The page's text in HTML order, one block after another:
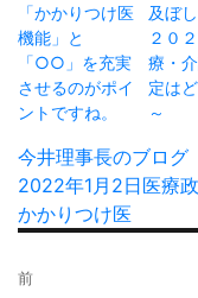
「かかりつけ医
機能」と
「○○」を充実
させるのがポイ
ントですね。
及ぼ
２０
療・
定は
～
投
稿
者
今井理事長のブログ
投
稿
2022年1月2日カ
医療
かかりつけ医
稿
前